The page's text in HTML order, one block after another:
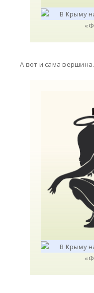
А вот и сама вершина.